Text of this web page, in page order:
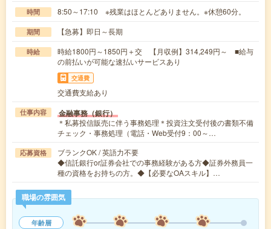
時間 8:50～17:10 ※残業はほとんどありません。※休憩60分。
期間 【急募】即日～長期
時給
時給1800円～1850円＋交 【月収例】314,249円～ ■給与
の前払いが可能な速払いサービスあり
交通費
交通費支給あり
仕事内容 金融事務（銀行）
＊私募投信販売に伴う事務処理＊投資注文受付後の書類不備
チェック・事務処理（電話・Web受付9：00～…
応募資格
ブランクOK / 英語力不要
◆信託銀行or証券会社での事務経験がある方◆証券外務員一
種の資格をお持ちの方。◆【必要なOAスキル】…
職場の雰囲気
年齢層